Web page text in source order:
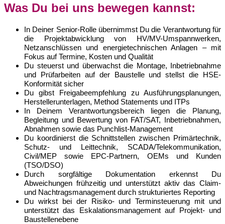
Was Du bei uns bewegen kannst:
In Deiner Senior-Rolle übernimmst Du die Verantwortung für
die Projektabwicklung von HV/MV-Umspannwerken,
Netzanschlüssen und energietechnischen Anlagen – mit
Fokus auf Termine, Kosten und Qualität
Du steuerst und überwachst die Montage, Inbetriebnahme
und Prüfarbeiten auf der Baustelle und stellst die HSE-
Konformität sicher
Du gibst Freigabeempfehlung zu Ausführungsplanungen,
Herstellerunterlagen, Method Statements und ITPs
In Deinem Verantwortungsbereich liegen die Planung,
Begleitung und Bewertung von FAT/SAT, Inbetriebnahmen,
Abnahmen sowie das Punchlist-Management
Du koordinierst die Schnittstellen zwischen Primärtechnik,
Schutz- und Leittechnik, SCADA/Telekommunikation,
Civil/MEP sowie EPC-Partnern, OEMs und Kunden
(TSO/DSO)
Durch sorgfältige Dokumentation erkennst Du
Abweichungen frühzeitig und unterstützt aktiv das Claim-
und Nachtragsmanagement durch strukturiertes Reporting
Du wirkst bei der Risiko- und Terminsteuerung mit und
unterstützt das Eskalationsmanagement auf Projekt- und
Baustellenebene